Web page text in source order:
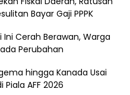
Bayar Gaji PPPK
Cerah Berawan, Warga
Perubahan
hingga Kanada Usai
AFF 2026